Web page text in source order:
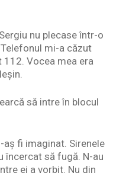
nu plecase într-o
mi-a căzut
Vocea mea era
să intre în blocul
fi imaginat. Sirenele
încercat să fugă. N-au
ei a vorbit. Nu din